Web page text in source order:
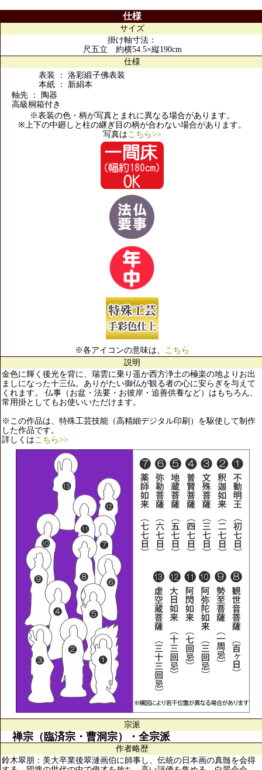
仕様
サイズ
掛け軸寸法：
尺五立 約横54.5×縦190cm
仕様
表装 ： 洛彩緞子佛表装
本紙 ： 新絹本
軸先 ： 陶器
高級桐箱付き
※表装の色・柄が写真とまれに異なる場合があります。
※上下の中廻しと柱の継ぎ目の柄が合わない場合があります。
写真はこちら>>
※各アイコンの意味は、 こちら
説明
金色に輝く後光を背に、瑞雲に乗り遥か西方浄土の極楽の地よりお出
ましになった十三仏。ありがたい御仏が観る者の心に安らぎを与えて
くれます。 仏事（お盆・法要・お彼岸・追善供養など）はもちろん、
常用掛としてもお使いいただけます。
※この作品は、特殊工芸技能（高精細デジタル印刷）を駆使して制作
した作品です。
詳しくはこちら>>
宗派
禅宗（臨済宗・曹洞宗）・全宗派
作者略歴
鈴木翠朋：美大卒業後翠漣画伯に師事し、伝統の日本画の真髄を会得